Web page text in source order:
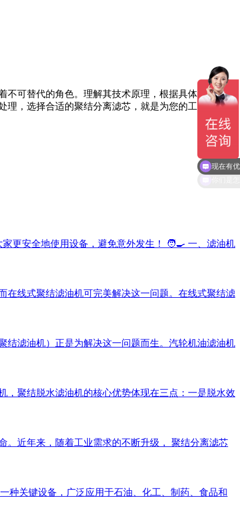
可替代的角色。理解其技术原理，根据具体工况精确
理，选择合适的聚结分离滤芯，就是为您的工业系统注
更安全地使用设备，避免意外发生！ 🧑‍🍳 一、滤油机
在线式聚结滤油机可完美解决这一问题。在线式聚结滤
结滤油机）正是为解决这一问题而生。汽轮机油滤油机
，聚结脱水滤油机的核心优势体现在三点：一是脱水效
。近年来，随着工业需求的不断升级， 聚结分离滤芯
种关键设备，广泛应用于石油、化工、制药、食品和
现在有